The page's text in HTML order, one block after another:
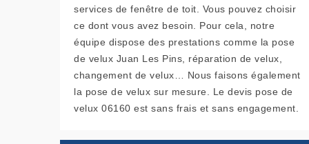
services de fenêtre de toit. Vous pouvez choisir
ce dont vous avez besoin. Pour cela, notre
équipe dispose des prestations comme la pose
de velux Juan Les Pins, réparation de velux,
changement de velux… Nous faisons également
la pose de velux sur mesure. Le devis pose de
velux 06160 est sans frais et sans engagement.